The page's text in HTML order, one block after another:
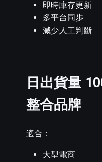
即時庫存更新
多平台同步
減少人工判斷
日出貨量
整合品牌
適合：
大型電商